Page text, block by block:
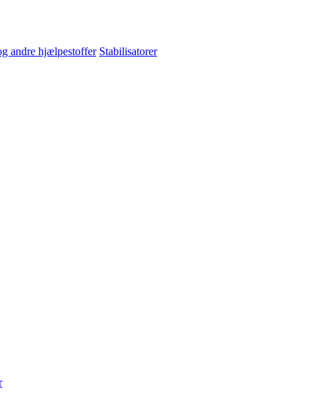
andre hjælpestoffer Stabilisatorer